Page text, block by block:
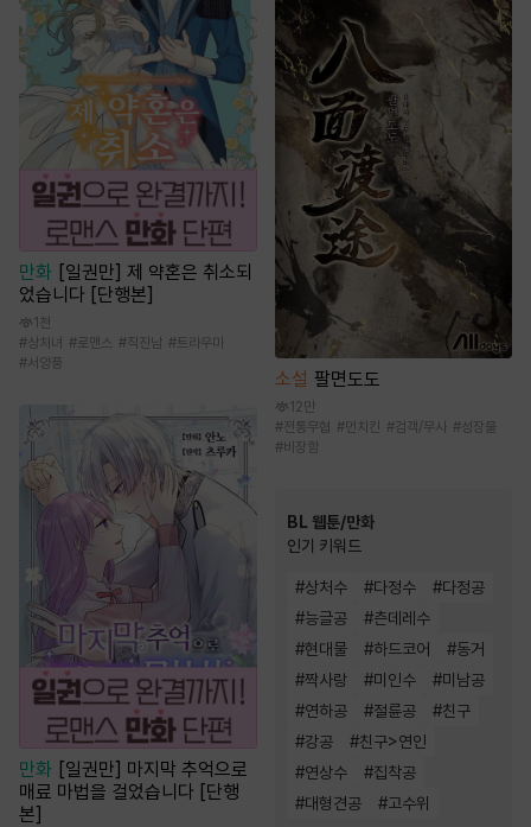
만화 [일권만] 제 약혼은 취소되
었습니다 [단행본]
1천
#상처녀 #로맨스 #직진남 #트라우마
#서양풍
만화 [일권만] 마지막 추억으로
매료 마법을 걸었습니다 [단행
본]
소설 팔면도도
12만
#전통무협 #먼치킨 #검객/무사 #성장물
#비장함
BL 웹툰/만화
인기 키워드
#상처수 #다정수 #다정공
#능글공 #츤데레수
#현대물 #하드코어 #동거
#짝사랑 #미인수 #미남공
#연하공 #절륜공 #친구
#강공 #친구>연인
#연상수 #집착공
#대형견공 #고수위